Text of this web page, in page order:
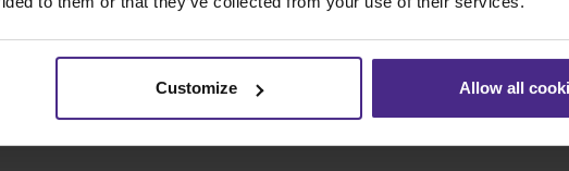
Customize Allow all